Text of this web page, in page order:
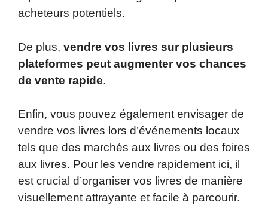
acheteurs potentiels.
De plus, vendre vos livres sur plusieurs
plateformes peut augmenter vos chances
de vente rapide.
Enfin, vous pouvez également envisager de
vendre vos livres lors d’événements locaux
tels que des marchés aux livres ou des foires
aux livres. Pour les vendre rapidement ici, il
est crucial d’organiser vos livres de manière
visuellement attrayante et facile à parcourir.